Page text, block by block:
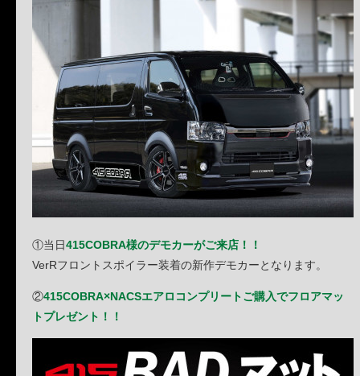
①当日415COBRA様のデモカーがご来店！！
VerRフロントスポイラー装着の新作デモカーとなります。
②415COBRA×NACSエアロコンプリートご購入でフロアマッ
トプレゼント！！